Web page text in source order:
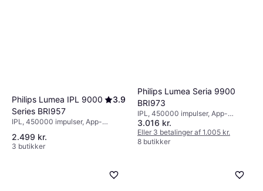
Philips Lumea IPL 9000
Series BRI957
3.9
IPL, 450000 impulser, App-
2.499 kr.
3 butikker
Philips Lumea Seria 9900
BRI973
IPL, 450000 impulser, App-
styring, Smart Light
3.016 kr.
Eller 3 betalinger af 1.005 kr.
8 butikker